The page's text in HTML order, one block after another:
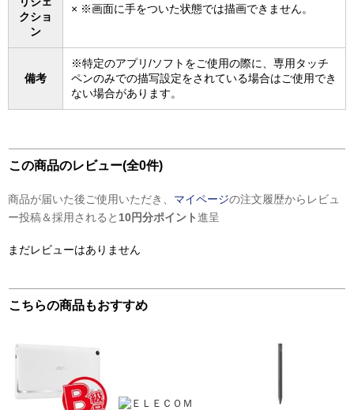
クショ
ン
× ※画面に手をついた状態では描画できません。
備考
※特定のアプリ/ソフトをご使用の際に、専用タッチ
ペンのみでの描写設定をされている場合はご使用でき
ない場合があります。
この商品のレビュー(全0件)
商品が届いた後ご使用いただき、 マイページの注文履歴からレビュ
ー投稿＆採用されると 10円分ポイント進呈
まだレビューはありません
こちらの商品もおすすめ